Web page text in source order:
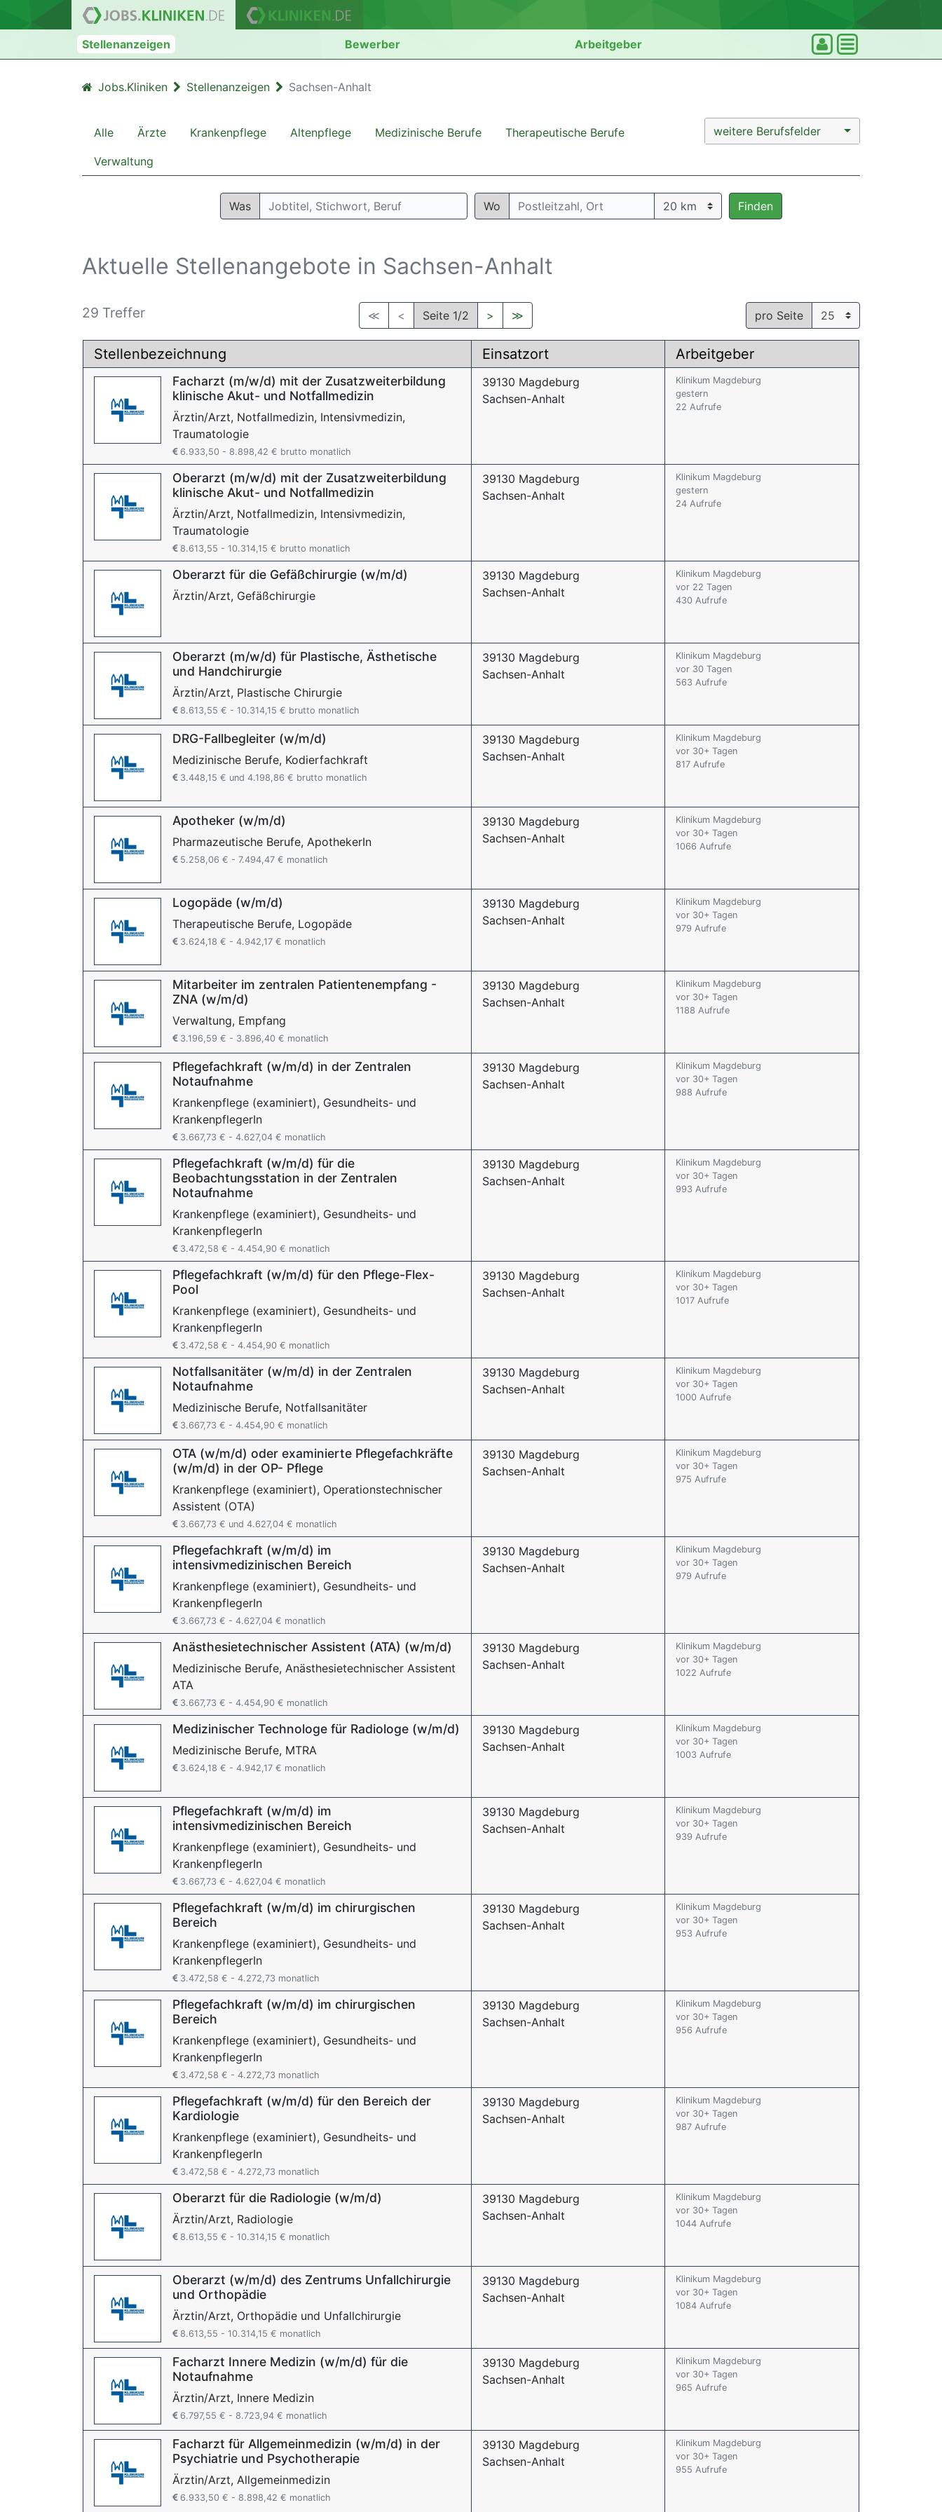
Stellenanzeigen Bewerber Arbeitgeber
Jobs.Kliniken Stellenanzeigen Sachsen-Anhalt
Alle Ärzte Krankenpflege Altenpflege Medizinische Berufe Therapeutische Berufe
Verwaltung
weitere Berufsfelder
Was Wo Finden
Aktuelle Stellenangebote in Sachsen-Anhalt
29 Treffer ≪ < Seite 1/2 > ≫ pro Seite
Stellenbezeichnung Einsatzort Arbeitgeber
Facharzt (m/w/d) mit der Zusatzweiterbildung
klinische Akut- und Notfallmedizin
Ärztin/Arzt, Notfallmedizin, Intensivmedizin,
Traumatologie
6.933,50 - 8.898,42 € brutto monatlich
39130 Magdeburg
Sachsen-Anhalt
Klinikum Magdeburg
gestern
22 Aufrufe
Oberarzt (m/w/d) mit der Zusatzweiterbildung
klinische Akut- und Notfallmedizin
Ärztin/Arzt, Notfallmedizin, Intensivmedizin,
Traumatologie
8.613,55 - 10.314,15 € brutto monatlich
39130 Magdeburg
Sachsen-Anhalt
Klinikum Magdeburg
gestern
24 Aufrufe
Oberarzt für die Gefäßchirurgie (w/m/d)
Ärztin/Arzt, Gefäßchirurgie
39130 Magdeburg
Sachsen-Anhalt
Klinikum Magdeburg
vor 22 Tagen
430 Aufrufe
Oberarzt (m/w/d) für Plastische, Ästhetische
und Handchirurgie
Ärztin/Arzt, Plastische Chirurgie
8.613,55 € - 10.314,15 € brutto monatlich
39130 Magdeburg
Sachsen-Anhalt
Klinikum Magdeburg
vor 30 Tagen
563 Aufrufe
DRG-Fallbegleiter (w/m/d)
Medizinische Berufe, Kodierfachkraft
3.448,15 € und 4.198,86 € brutto monatlich
39130 Magdeburg
Sachsen-Anhalt
Klinikum Magdeburg
vor 30+ Tagen
817 Aufrufe
Apotheker (w/m/d)
Pharmazeutische Berufe, ApothekerIn
5.258,06 € - 7.494,47 € monatlich
39130 Magdeburg
Sachsen-Anhalt
Klinikum Magdeburg
vor 30+ Tagen
1066 Aufrufe
Logopäde (w/m/d)
Therapeutische Berufe, Logopäde
3.624,18 € - 4.942,17 € monatlich
39130 Magdeburg
Sachsen-Anhalt
Klinikum Magdeburg
vor 30+ Tagen
979 Aufrufe
Mitarbeiter im zentralen Patientenempfang -
ZNA (w/m/d)
Verwaltung, Empfang
3.196,59 € - 3.896,40 € monatlich
39130 Magdeburg
Sachsen-Anhalt
Klinikum Magdeburg
vor 30+ Tagen
1188 Aufrufe
Pflegefachkraft (w/m/d) in der Zentralen
Notaufnahme
Krankenpflege (examiniert), Gesundheits- und
KrankenpflegerIn
3.667,73 € - 4.627,04 € monatlich
39130 Magdeburg
Sachsen-Anhalt
Klinikum Magdeburg
vor 30+ Tagen
988 Aufrufe
Pflegefachkraft (w/m/d) für die
Beobachtungsstation in der Zentralen
Notaufnahme
Krankenpflege (examiniert), Gesundheits- und
KrankenpflegerIn
3.472,58 € - 4.454,90 € monatlich
39130 Magdeburg
Sachsen-Anhalt
Klinikum Magdeburg
vor 30+ Tagen
993 Aufrufe
Pflegefachkraft (w/m/d) für den Pflege-Flex-
Pool
Krankenpflege (examiniert), Gesundheits- und
KrankenpflegerIn
3.472,58 € - 4.454,90 € monatlich
39130 Magdeburg
Sachsen-Anhalt
Klinikum Magdeburg
vor 30+ Tagen
1017 Aufrufe
Notfallsanitäter (w/m/d) in der Zentralen
Notaufnahme
Medizinische Berufe, Notfallsanitäter
3.667,73 € - 4.454,90 € monatlich
39130 Magdeburg
Sachsen-Anhalt
Klinikum Magdeburg
vor 30+ Tagen
1000 Aufrufe
OTA (w/m/d) oder examinierte Pflegefachkräfte
(w/m/d) in der OP- Pflege
Krankenpflege (examiniert), Operationstechnischer
Assistent (OTA)
3.667,73 € und 4.627,04 € monatlich
39130 Magdeburg
Sachsen-Anhalt
Klinikum Magdeburg
vor 30+ Tagen
975 Aufrufe
Pflegefachkraft (w/m/d) im
intensivmedizinischen Bereich
Krankenpflege (examiniert), Gesundheits- und
KrankenpflegerIn
3.667,73 € - 4.627,04 € monatlich
39130 Magdeburg
Sachsen-Anhalt
Klinikum Magdeburg
vor 30+ Tagen
979 Aufrufe
Anästhesietechnischer Assistent (ATA) (w/m/d)
Medizinische Berufe, Anästhesietechnischer Assistent
ATA
3.667,73 € - 4.454,90 € monatlich
39130 Magdeburg
Sachsen-Anhalt
Klinikum Magdeburg
vor 30+ Tagen
1022 Aufrufe
Medizinischer Technologe für Radiologe (w/m/d)
Medizinische Berufe, MTRA
3.624,18 € - 4.942,17 € monatlich
39130 Magdeburg
Sachsen-Anhalt
Klinikum Magdeburg
vor 30+ Tagen
1003 Aufrufe
Pflegefachkraft (w/m/d) im
intensivmedizinischen Bereich
Krankenpflege (examiniert), Gesundheits- und
KrankenpflegerIn
3.667,73 € - 4.627,04 € monatlich
39130 Magdeburg
Sachsen-Anhalt
Klinikum Magdeburg
vor 30+ Tagen
939 Aufrufe
Pflegefachkraft (w/m/d) im chirurgischen
Bereich
Krankenpflege (examiniert), Gesundheits- und
KrankenpflegerIn
3.472,58 € - 4.272,73 monatlich
39130 Magdeburg
Sachsen-Anhalt
Klinikum Magdeburg
vor 30+ Tagen
953 Aufrufe
Pflegefachkraft (w/m/d) im chirurgischen
Bereich
Krankenpflege (examiniert), Gesundheits- und
KrankenpflegerIn
3.472,58 € - 4.272,73 monatlich
39130 Magdeburg
Sachsen-Anhalt
Klinikum Magdeburg
vor 30+ Tagen
956 Aufrufe
Pflegefachkraft (w/m/d) für den Bereich der
Kardiologie
Krankenpflege (examiniert), Gesundheits- und
KrankenpflegerIn
3.472,58 € - 4.272,73 monatlich
39130 Magdeburg
Sachsen-Anhalt
Klinikum Magdeburg
vor 30+ Tagen
987 Aufrufe
Oberarzt für die Radiologie (w/m/d)
Ärztin/Arzt, Radiologie
8.613,55 € - 10.314,15 € monatlich
39130 Magdeburg
Sachsen-Anhalt
Klinikum Magdeburg
vor 30+ Tagen
1044 Aufrufe
Oberarzt (w/m/d) des Zentrums Unfallchirurgie
und Orthopädie
Ärztin/Arzt, Orthopädie und Unfallchirurgie
8.613,55 - 10.314,15 € monatlich
39130 Magdeburg
Sachsen-Anhalt
Klinikum Magdeburg
vor 30+ Tagen
1084 Aufrufe
Facharzt Innere Medizin (w/m/d) für die
Notaufnahme
Ärztin/Arzt, Innere Medizin
6.797,55 € - 8.723,94 € monatlich
39130 Magdeburg
Sachsen-Anhalt
Klinikum Magdeburg
vor 30+ Tagen
965 Aufrufe
Facharzt für Allgemeinmedizin (w/m/d) in der
Psychiatrie und Psychotherapie
Ärztin/Arzt, Allgemeinmedizin
6.933,50 € - 8.898,42 € monatlich
39130 Magdeburg
Sachsen-Anhalt
Klinikum Magdeburg
vor 30+ Tagen
955 Aufrufe